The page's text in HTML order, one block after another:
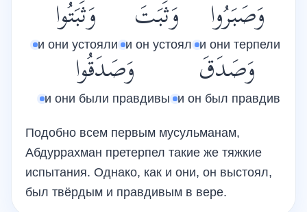
وَصَبَرُوا
и они терпели
وَثَبَتَ
и он устоял
وَثَبَتُوا
и они устояли
وَصَدَقَ
и он был правдив
وَصَدَقُوا
и они были правдивы
Подобно всем первым мусульманам,
Абдуррахман претерпел такие же тяжкие
испытания. Однако, как и они, он выстоял,
был твёрдым и правдивым в вере.